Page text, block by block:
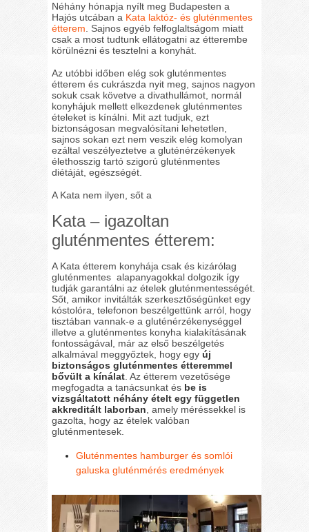
Néhány hónapja nyílt meg Budapesten a
Hajós utcában a Kata laktóz- és gluténmentes
étterem . Sajnos egyéb felfoglaltságom miatt
csak a most tudtunk ellátogatni az étterembe
körülnézni és tesztelni a konyhát.
Az utóbbi időben elég sok gluténmentes
étterem és cukrászda nyit meg, sajnos nagyon
sokuk csak követve a divathullámot, normál
konyhájuk mellett elkezdenek gluténmentes
ételeket is kínálni. Mit azt tudjuk, ezt
biztonságosan megvalósítani lehetetlen,
sajnos sokan ezt nem veszik elég komolyan
ezáltal veszélyeztetve a gluténérzékenyek
élethosszig tartó szigorú gluténmentes
diétáját, egészségét.
A Kata nem ilyen, sőt a
Kata – igazoltan
gluténmentes étterem:
A Kata étterem konyhája csak és kizárólag
gluténmentes alapanyagokkal dolgozik így
tudják garantálni az ételek gluténmentességét.
Sőt, amikor invitálták szerkesztőségünket egy
kóstolóra, telefonon beszélgettünk arról, hogy
tisztában vannak-e a gluténérzékenységgel
illetve a gluténmentes konyha kialakításának
fontosságával, már az első beszélgetés
alkalmával meggyőztek, hogy egyúj
biztonságos gluténmentes étteremmel
bővült a kínálat . Az étterem vezetősége
megfogadta a tanácsunkat és be is
vizsgáltatott néhány ételt egy független
akkreditált laborban , amely méréssekkel is
gazolta, hogy az ételek valóban
gluténmentesek.
Gluténmentes hamburger és somlói
galuska gluténmérés eredmények